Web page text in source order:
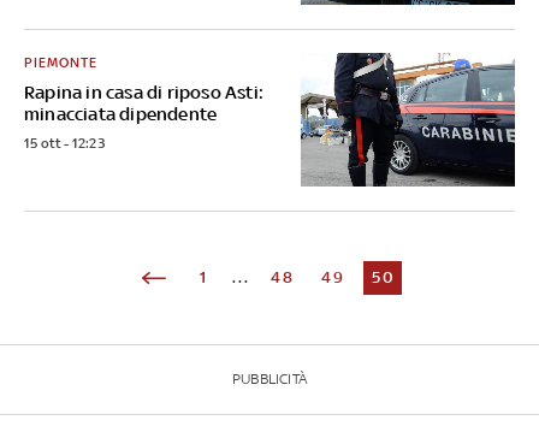
Rapina in casa di riposo Asti:
minacciata dipendente
PIEMONTE
15 ott - 12:23
1 ... 48 49 50
PUBBLICITÀ